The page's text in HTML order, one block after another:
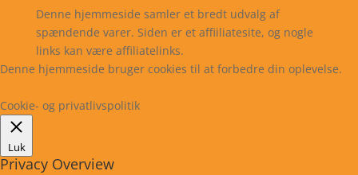
Denne hjemmeside samler et bredt udvalg af
spændende varer. Siden er et affiiliatesite, og nogle
links kan være affiliatelinks.
Denne hjemmeside bruger cookies til at forbedre din oplevelse.
Cookie- og privatlivspolitik
Luk
Privacy Overview